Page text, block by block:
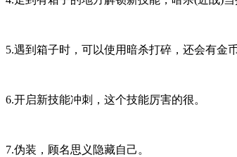
5.遇到箱子时，可以使用暗杀打碎，还会有金
6.开启新技能冲刺，这个技能厉害的很。
7.伪装，顾名思义隐藏自己。